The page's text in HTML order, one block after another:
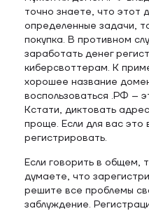
точно знаете, что этот
определенные задачи,
покупка. В противном
заработать денег
киберсвоттерам. К
хорошее название
воспользоваться .РФ –
Кстати, диктовать
проще. Если для вас
регистрировать.
Если говорить в общем,
думаете, что
решите все проблемы
заблуждение.